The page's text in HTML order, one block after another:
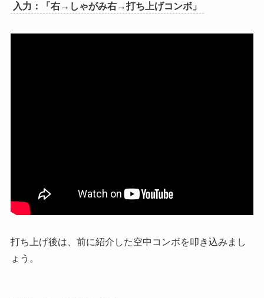
入力：「右→しゃがみ右→打ち上げコンボ」
打ち上げ後は、前に紹介した空中コンボを叩き込みまし
ょう。